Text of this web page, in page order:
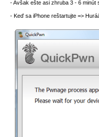
- Avšak ešte asi zhruba 3 - 6 minút
- Keď sa iPhone reštartujte =>